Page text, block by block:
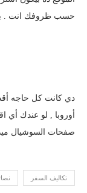
حسب ظروفك انت .
دي كانت كل حاجه
أوروبا , لو عندك أي
صفحات السوشيال
تكاليف السفر